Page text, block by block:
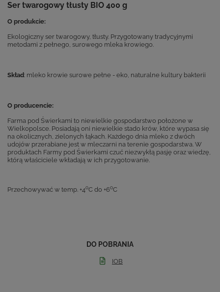
Ser twarogowy tłusty BIO 400 g
O produkcie:
Ekologiczny ser twarogowy, tłusty. Przygotowany tradycyjnymi
metodami z pełnego, surowego mleka krowiego.
Skład: mleko krowie surowe pełne - eko, naturalne kultury bakterii
O producencie:
Farma pod Świerkami to niewielkie gospodarstwo położone w
Wielkopolsce. Posiadają oni niewielkie stado krów, które wypasa się
na okolicznych, zielonych łąkach. Każdego dnia mleko z dwóch
udojów przerabiane jest w mleczarni na terenie gospodarstwa. W
produktach Farmy pod Świerkami czuć niezwykłą pasję oraz wiedzę,
którą właściciele wkładają w ich przygotowanie.
Przechowywać w temp. +4oC do +6oC
DO POBRANIA
IOB